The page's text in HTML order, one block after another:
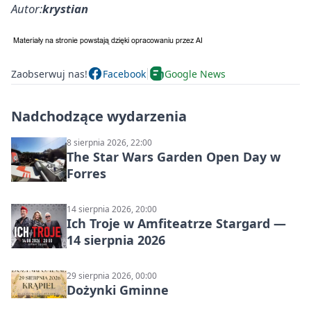
Autor:krystian
Zaobserwuj nas! Facebook Google News
Nadchodzące wydarzenia
8 sierpnia 2026, 22:00
The Star Wars Garden Open Day w
Forres
14 sierpnia 2026, 20:00
Ich Troje w Amfiteatrze Stargard —
14 sierpnia 2026
29 sierpnia 2026, 00:00
Dożynki Gminne